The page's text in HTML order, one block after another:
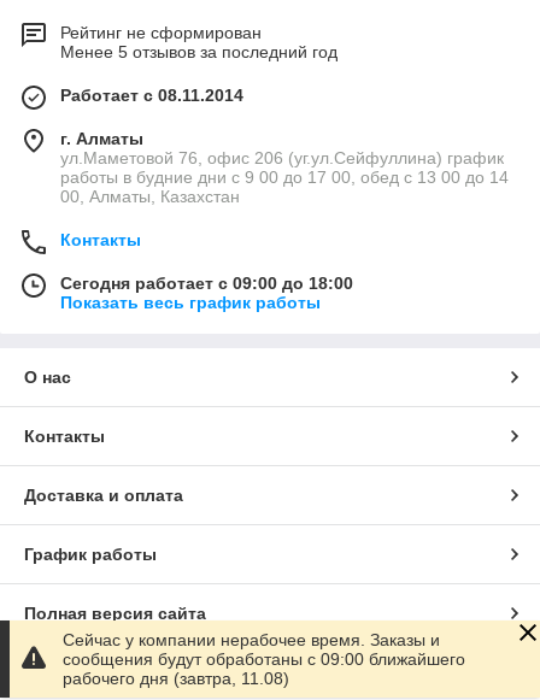
Рейтинг не сформирован
Менее 5 отзывов за последний год
Работает с 08.11.2014
г. Алматы
ул.Маметовой 76, офис 206 (уг.ул.Сейфуллина) график
работы в будние дни с 9 00 до 17 00, обед с 13 00 до 14
00, Алматы, Казахстан
Контакты
Сегодня работает с 09:00 до 18:00
Показать весь график работы
О нас
Контакты
Доставка и оплата
График работы
Полная версия сайта
Сайт создан на маркетплейсеSatu.kz
Сейчас у компании нерабочее время. Заказы и
сообщения будут обработаны с 09:00 ближайшего
рабочего дня (завтра, 11.08)